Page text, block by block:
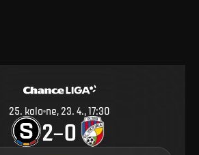
25. kolo ne, 23. 4., 17:30
2–0